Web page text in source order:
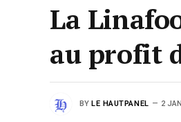
La
au profit
BY LE HAUTPANEL 2